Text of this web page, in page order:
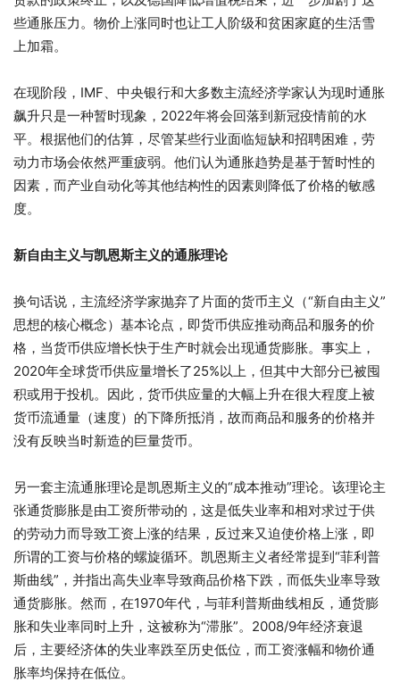
些通胀压力。物价上涨同时也让工人阶级和贫困家庭的生活雪
上加霜。
在现阶段，IMF、中央银行和大多数主流经济学家认为现时通胀
飙升只是一种暂时现象，2022年将会回落到新冠疫情前的水
平。根据他们的估算，尽管某些行业面临短缺和招聘困难，劳
动力市场会依然严重疲弱。他们认为通胀趋势是基于暂时性的
因素，而产业自动化等其他结构性的因素则降低了价格的敏感
度。
新自由主义与凯恩斯主义的通胀理论
换句话说，主流经济学家抛弃了片面的货币主义（“新自由主义”
思想的核心概念）基本论点，即货币供应推动商品和服务的价
格，当货币供应增长快于生产时就会出现通货膨胀。事实上，
2020年全球货币供应量增长了25%以上，但其中大部分已被囤
积或用于投机。因此，货币供应量的大幅上升在很大程度上被
货币流通量（速度）的下降所抵消，故而商品和服务的价格并
没有反映当时新造的巨量货币。
另一套主流通胀理论是凯恩斯主义的“成本推动”理论。该理论主
张通货膨胀是由工资所带动的，这是低失业率和相对求过于供
的劳动力而导致工资上涨的结果，反过来又迫使价格上涨，即
所谓的工资与价格的螺旋循环。凯恩斯主义者经常提到“菲利普
斯曲线”，并指出高失业率导致商品价格下跌，而低失业率导致
通货膨胀。然而，在1970年代，与菲利普斯曲线相反，通货膨
胀和失业率同时上升，这被称为“滞胀”。2008/9年经济衰退
后，主要经济体的失业率跌至历史低位，而工资涨幅和物价通
胀率均保持在低位。